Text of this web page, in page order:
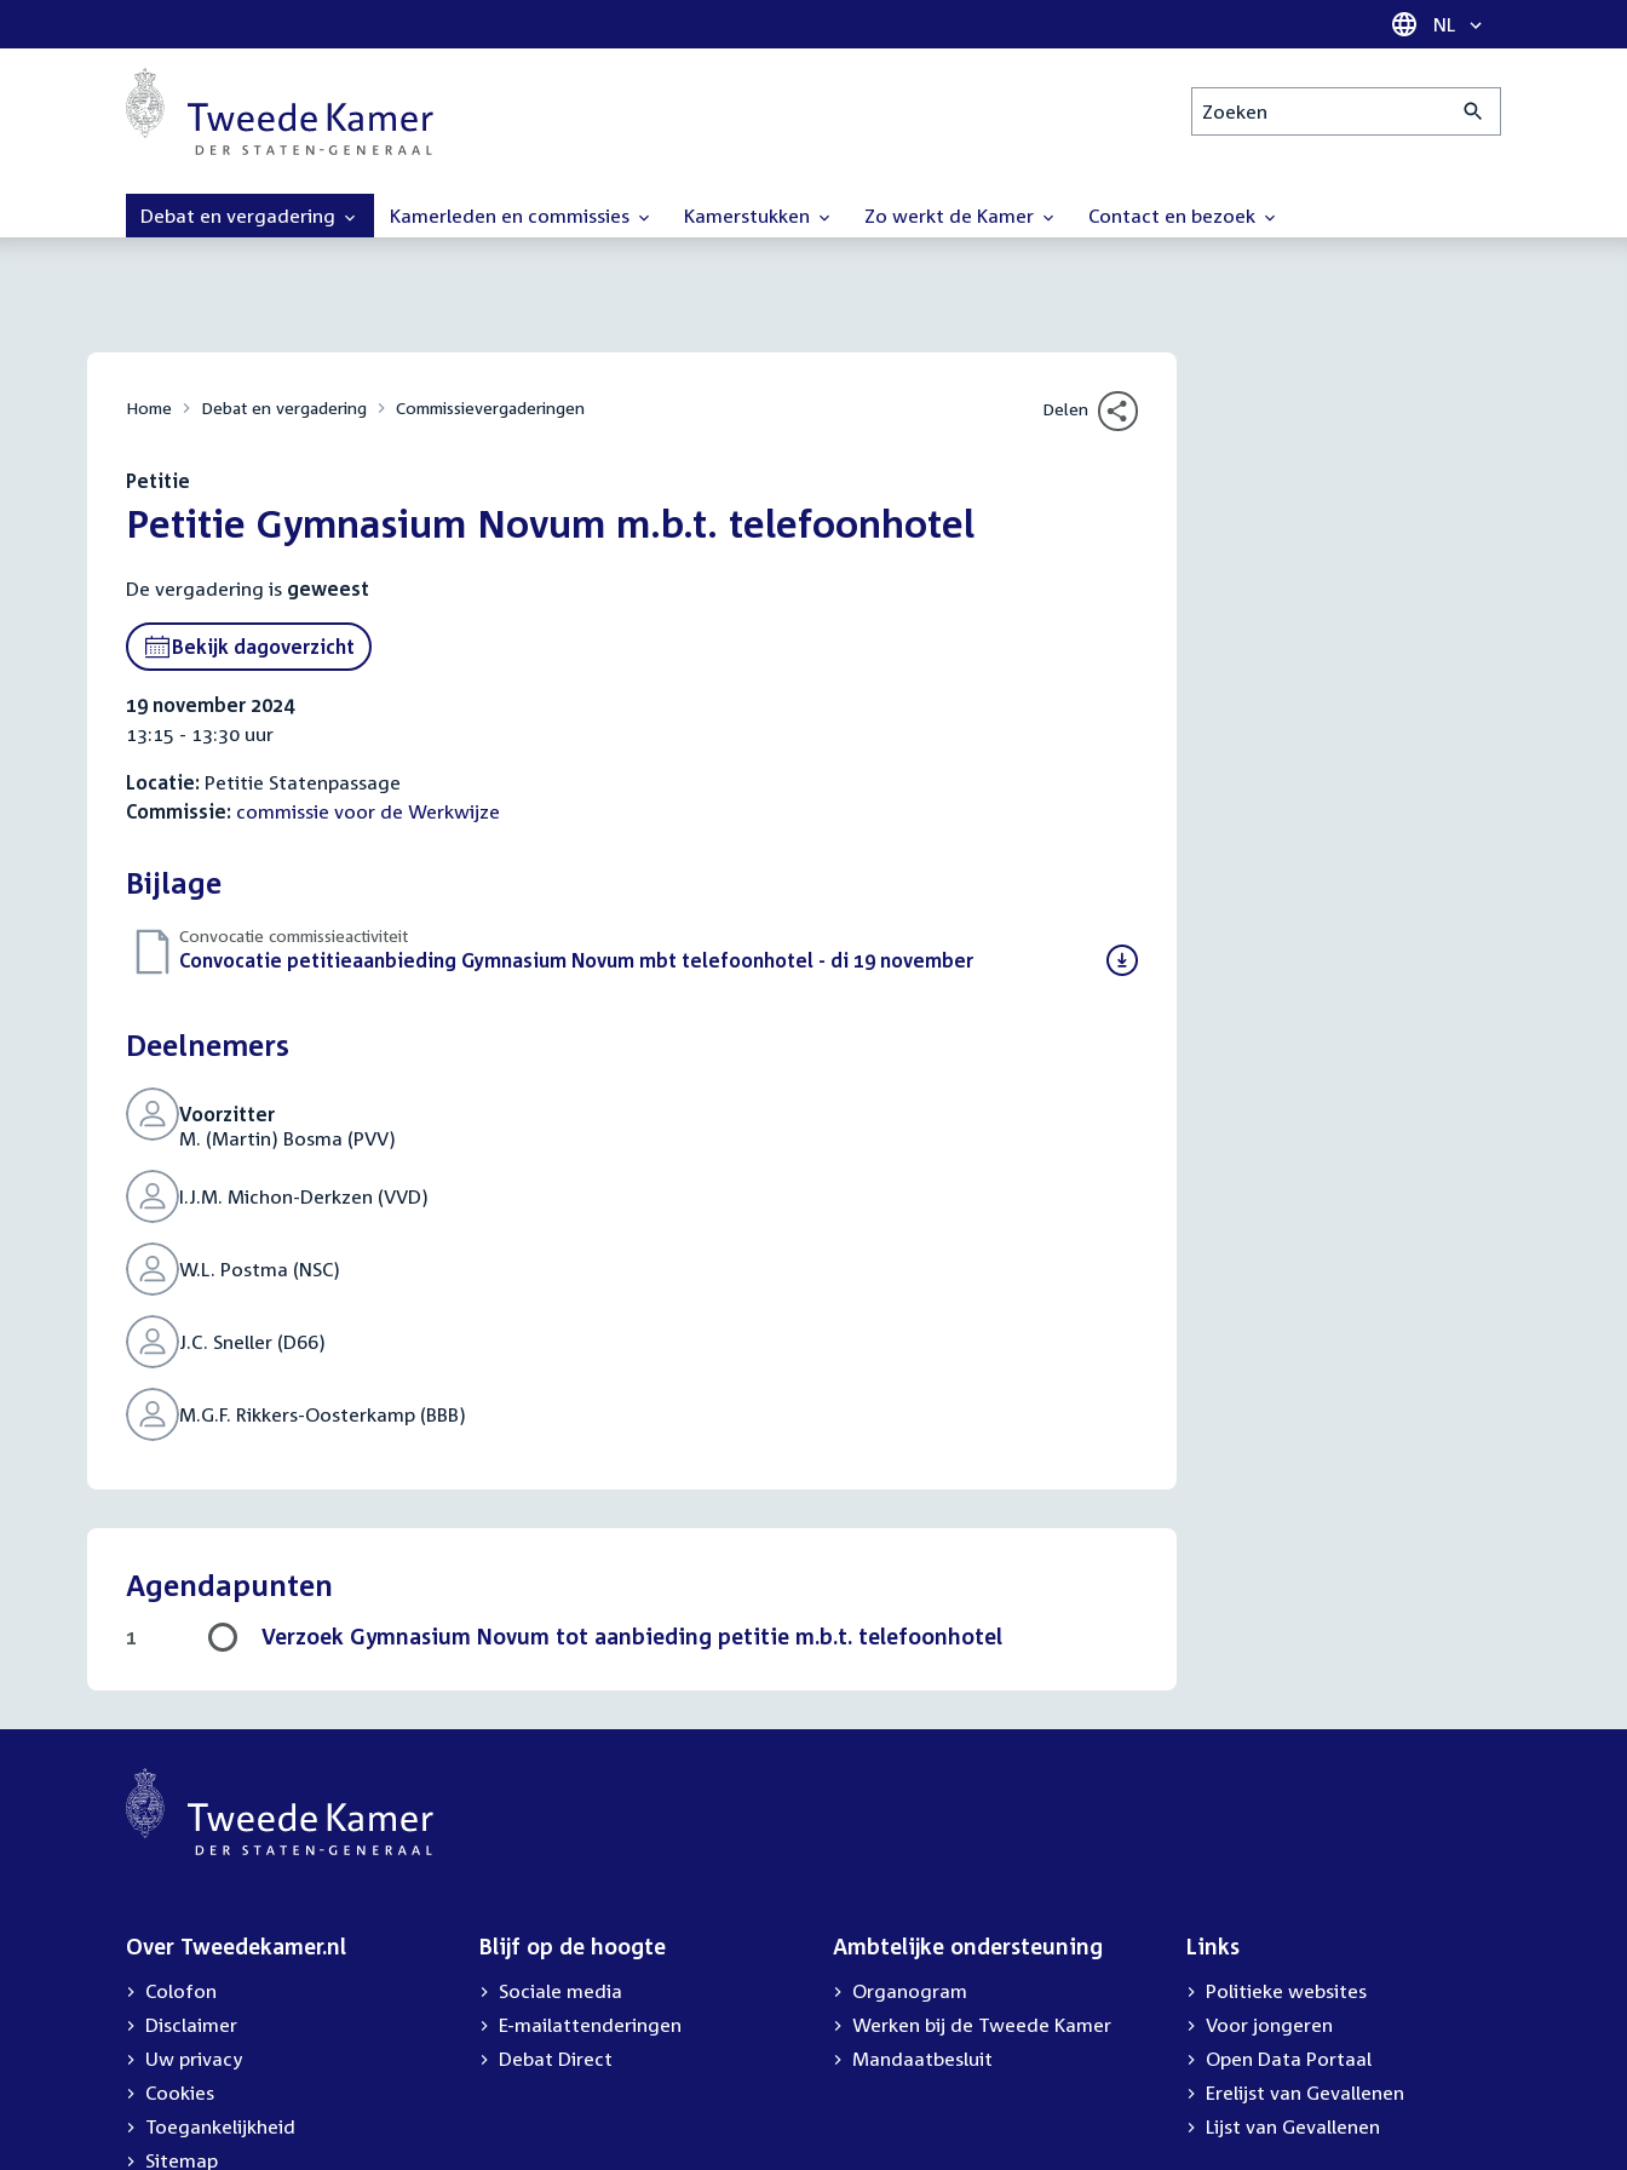
Taal selectie
NL
Zoeken
Debat en vergadering Kamerleden en commissies Kamerstukken Zo werkt de Kamer Contact en bezoek
Home Debat en vergadering Commissievergaderingen Delen
Petitie
:Petitie Gymnasium Novum m.b.t. telefoonhotel
De vergadering is geweest
Bekijk dagoverzicht
19 november 2024
13:15 - 13:30 uur
Locatie: Petitie Statenpassage
Commissie: commissie voor de Werkwijze
Bijlage
Convocatie commissieactiviteit
Download
Convocatie petitieaanbieding Gymnasium Novum mbt telefoonhotel - di 19 november
Deelnemers
Voorzitter
M. (Martin) Bosma (PVV)
I.J.M. Michon-Derkzen (VVD)
W.L. Postma (NSC)
J.C. Sneller (D66)
M.G.F. Rikkers-Oosterkamp (BBB)
Agendapunten
Verzoek Gymnasium Novum tot aanbieding petitie m.b.t. telefoonhotel
1
Over Tweedekamer.nl
Colofon
Disclaimer
Uw privacy
Cookies
Toegankelijkheid
Sitemap
Blijf op de hoogte
Sociale media
E-mailattenderingen
Debat Direct
Ambtelijke ondersteuning
Organogram
Werken bij de Tweede Kamer
Mandaatbesluit
Links
Politieke websites
Voor jongeren
Open Data Portaal
Erelijst van Gevallenen
Lijst van Gevallenen